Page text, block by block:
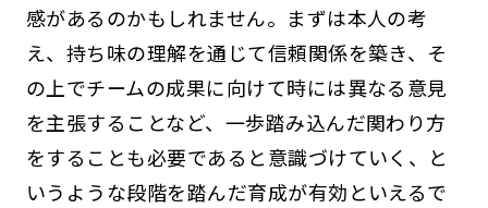
感があるのかもしれません。まずは本人の考
え、持ち味の理解を通じて信頼関係を築き、そ
の上でチームの成果に向けて時には異なる意見
を主張することなど、一歩踏み込んだ関わり方
をすることも必要であると意識づけていく、と
いうような段階を踏んだ育成が有効といえるで